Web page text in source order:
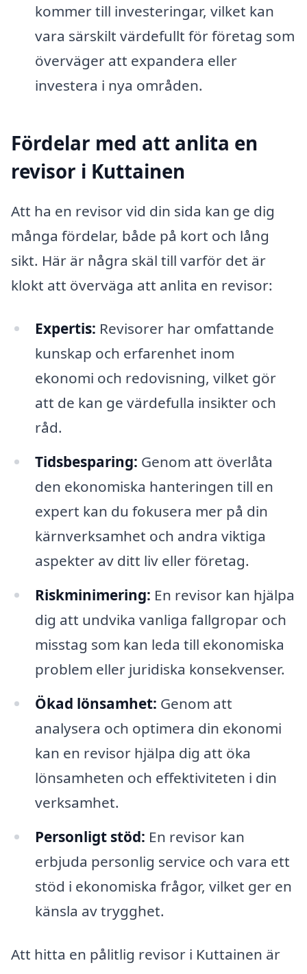
kommer till investeringar, vilket kan
vara särskilt värdefullt för företag som
överväger att expandera eller
investera i nya områden.
Fördelar med att anlita en
revisor i Kuttainen
Att ha en revisor vid din sida kan ge dig
många fördelar, både på kort och lång
sikt. Här är några skäl till varför det är
klokt att överväga att anlita en revisor:
Expertis: Revisorer har omfattande
kunskap och erfarenhet inom
ekonomi och redovisning, vilket gör
att de kan ge värdefulla insikter och
råd.
Tidsbesparing: Genom att överlåta
den ekonomiska hanteringen till en
expert kan du fokusera mer på din
kärnverksamhet och andra viktiga
aspekter av ditt liv eller företag.
Riskminimering: En revisor kan hjälpa
dig att undvika vanliga fallgropar och
misstag som kan leda till ekonomiska
problem eller juridiska konsekvenser.
Ökad lönsamhet: Genom att
analysera och optimera din ekonomi
kan en revisor hjälpa dig att öka
lönsamheten och effektiviteten i din
verksamhet.
Personligt stöd: En revisor kan
erbjuda personlig service och vara ett
stöd i ekonomiska frågor, vilket ger en
känsla av trygghet.
Att hitta en pålitlig revisor i Kuttainen är